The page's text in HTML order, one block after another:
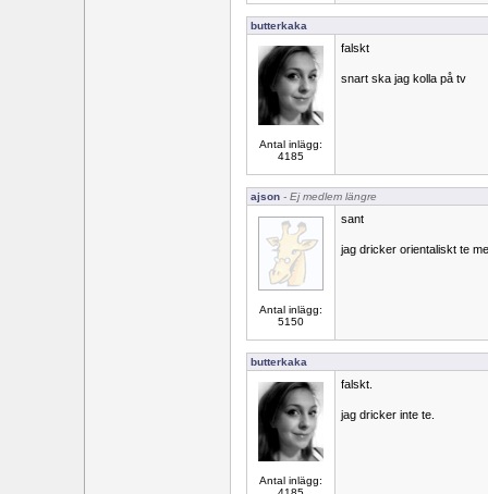
butterkaka
Antal inlägg:
4185
falskt
snart ska jag kolla på tv
ajson - Ej medlem längre
Antal inlägg:
5150
sant
jag dricker orientaliskt te
butterkaka
Antal inlägg:
falskt.
jag dricker inte te.